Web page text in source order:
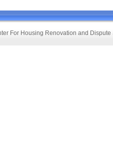
For Housing Renovation and Dispute